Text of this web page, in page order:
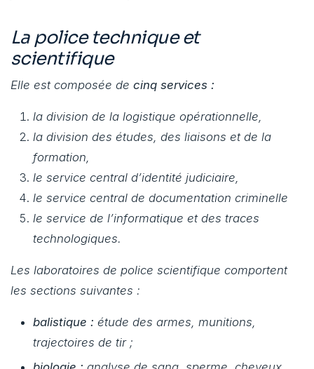
La police technique et
scientifique
Elle est composée de cinq services :
la division de la logistique opérationnelle,
la division des études, des liaisons et de la
formation,
le service central d’identité judiciaire,
le service central de documentation criminelle
le service de l’informatique et des traces
technologiques.
Les laboratoires de police scientifique comportent
les sections suivantes :
balistique : étude des armes, munitions,
trajectoires de tir ;